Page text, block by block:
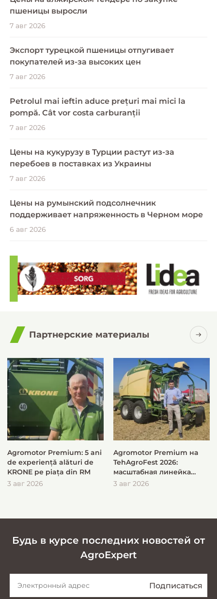
пшеницы выросли
7 авг 2026
Экспорт турецкой пшеницы отпугивает
покупателей из-за высоких цен
7 авг 2026
Petrolul mai ieftin aduce prețuri mai mici la
pompă. Cât vor costa carburanții
7 авг 2026
Цены на кукурузу в Турции растут из-за
перебоев в поставках из Украины
7 авг 2026
Цены на румынский подсолнечник
поддерживает напряженность в Черном море
6 авг 2026
Партнерские материалы
Agromotor Premium: 5 ani
de experiență alături de
KRONE pe piața din RM
3 авг 2026
Agromotor Premium на
TehAgroFest 2026:
масштабная линейка
KRONE для быстрой и
3 авг 2026
Будь в курсе последних новостей от
AgroExpert